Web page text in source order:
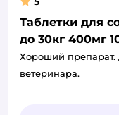
Таблетки для
до 30кг 400мг
Хороший препарат.
ветеринара.